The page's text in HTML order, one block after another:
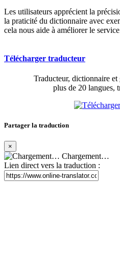
Les utilisateurs apprécient la
la praticité du dictionnaire avec
cela nous aide à améliorer le
Télécharger traducteur
Traducteur, dictionnaire
plus de 20 langues,
Partager la traduction
×
Chargement…
Lien direct vers la traduction :